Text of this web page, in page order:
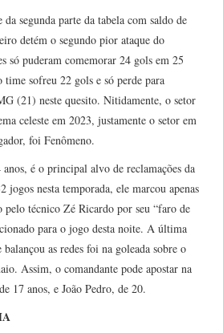
segunda parte da tabela com saldo de
detém o segundo pior ataque do
só puderam comemorar 24 gols em 25
sofreu 22 gols e só perde para
(21) neste quesito. Nitidamente, o setor
celeste em 2023, justamente o setor em
foi Fenômeno.
é o principal alvo de reclamações da
nesta temporada, ele marcou apenas
pelo técnico Zé Ricardo por seu “faro de
para o jogo desta noite. A última
as redes foi na goleada sobre o
Assim, o comandante pode apostar na
17 anos, e João Pedro, de 20.